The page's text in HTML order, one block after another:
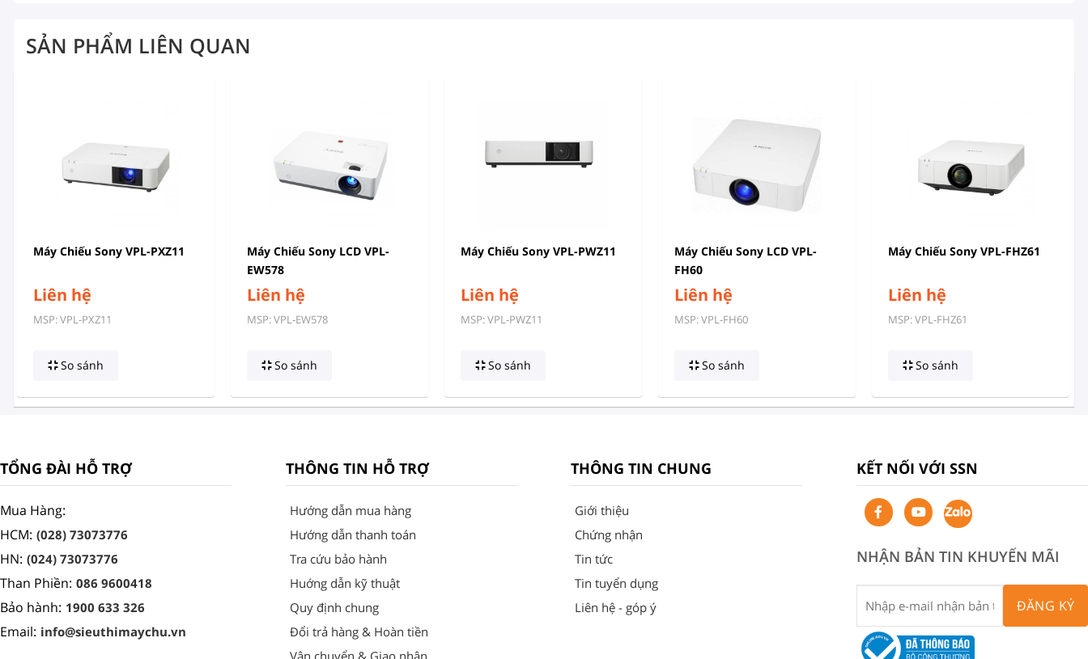
SẢN PHẨM LIÊN QUAN
Máy Chiếu Sony VPL-PXZ11
Liên hệ
MSP: VPL-PXZ11
So sánh
Máy Chiếu Sony LCD VPL-
EW578
Liên hệ
MSP: VPL-EW578
So sánh
Máy Chiếu Sony VPL-PWZ11
Liên hệ
MSP: VPL-PWZ11
So sánh
Máy Chiếu Sony LCD VPL-
FH60
Liên hệ
MSP: VPL-FH60
So sánh
Máy Chiếu Sony VPL-FHZ61
Liên hệ
MSP: VPL-FHZ61
So sánh
TỔNG ĐÀI HỖ TRỢ
Mua Hàng:
HCM: (028) 73073776
HN: (024) 73073776
Than Phiền: 086 9600418
Bảo hành: 1900 633 326
Email: info@sieuthimaychu.vn
THÔNG TIN HỖ TRỢ
Hướng dẫn mua hàng
Hướng dẫn thanh toán
Tra cứu bảo hành
Huớng dẫn kỹ thuật
Quy định chung
Đổi trả hàng & Hoàn tiền
Vận chuyển & Giao nhận
THÔNG TIN CHUNG
Giới thiệu
Chứng nhận
Tin tức
Tin tuyển dụng
Liên hệ - góp ý
KẾT NỐI VỚI SSN
NHẬN BẢN TIN KHUYẾN MÃI
ĐĂNG KÝ